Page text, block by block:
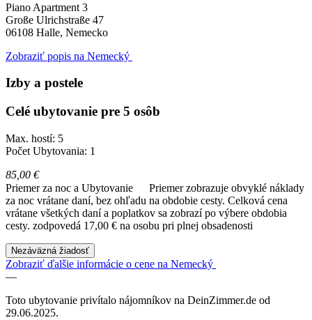
Piano Apartment 3
Große Ulrichstraße 47
06108 Halle, Nemecko
Zobraziť popis na Nemecký
Izby a postele
Celé ubytovanie pre 5 osôb
Max. hostí: 5
Počet Ubytovania: 1
85,00 €
Priemer za noc a Ubytovanie
Priemer zobrazuje obvyklé náklady
za noc vrátane daní, bez ohľadu na obdobie cesty. Celková cena
vrátane všetkých daní a poplatkov sa zobrazí po výbere obdobia
cesty. zodpovedá 17,00 € na osobu pri plnej obsadenosti
Nezáväzná žiadosť
Zobraziť ďalšie informácie o cene na Nemecký
—
Toto ubytovanie privítalo nájomníkov na DeinZimmer.de od
29.06.2025.